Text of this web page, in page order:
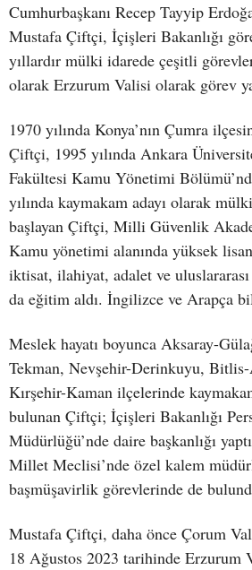
Cumhurbaşkanı Recep Tayyip
Mustafa Çiftçi, İçişleri Bakanlığı
yıllardır mülki idarede çeşitli
olarak Erzurum Valisi olarak görev
1970 yılında Konya’nın Çumra
Çiftçi, 1995 yılında Ankara
Fakültesi Kamu Yönetimi
yılında kaymakam adayı olarak
başlayan Çiftçi, Milli Güvenlik
Kamu yönetimi alanında yüksek
iktisat, ilahiyat, adalet ve
da eğitim aldı. İngilizce ve Arapça
Meslek hayatı boyunca Aksaray-
Tekman, Nevşehir-Derinkuyu,
Kırşehir-Kaman ilçelerinde
bulunan Çiftçi; İçişleri Bakanlığı
Müdürlüğü’nde daire başkanlığı
Millet Meclisi’nde özel kalem
başmüşavirlik görevlerinde de
Mustafa Çiftçi, daha önce Çorum
18 Ağustos 2023 tarihinde Erzurum